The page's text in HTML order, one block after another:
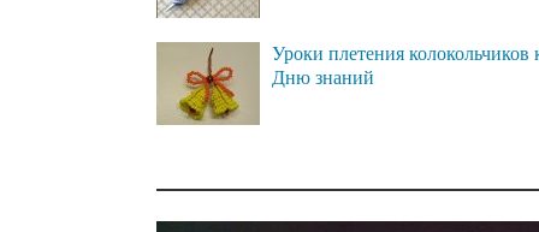
Уроки плетения колокольчиков
Дню знаний